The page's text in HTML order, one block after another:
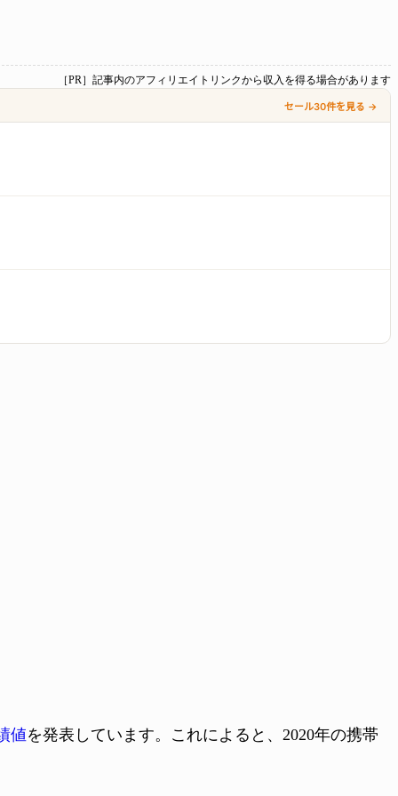
［PR］記事内のアフィリエイトリンクから収入を得る場合があります
セール30件を見る →
値を発表しています。これによると、2020年の携帯